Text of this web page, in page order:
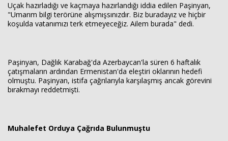
Uçak hazırladığı ve kaçmaya hazırlandığı iddia edilen Paşinyan,
"Umarım bilgi terörüne alışmışsınızdır. Biz buradayız ve hiçbir
koşulda vatanımızı terk etmeyeceğiz. Ailem burada" dedi.
Paşinyan, Dağlık Karabağ'da Azerbaycan'la süren 6 haftalık
çatışmaların ardından Ermenistan'da eleştiri oklarının hedefi
olmuştu. Paşinyan, istifa çağrılarıyla karşılaşmış ancak görevini
bırakmayı reddetmişti.
Muhalefet Orduya Çağrıda Bulunmuştu